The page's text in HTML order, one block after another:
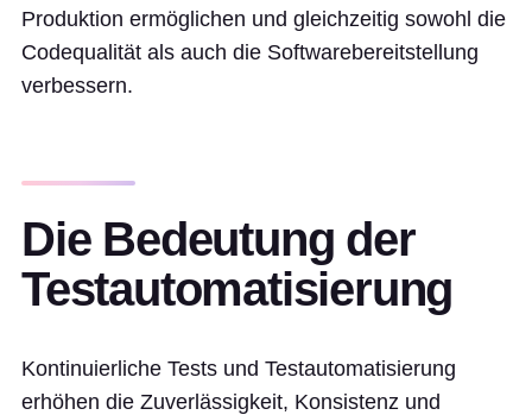
Produktion ermöglichen und gleichzeitig sowohl die
Codequalität als auch die Softwarebereitstellung
verbessern.
Die Bedeutung der
Testautomatisierung
Kontinuierliche Tests und Testautomatisierung
erhöhen die Zuverlässigkeit, Konsistenz und